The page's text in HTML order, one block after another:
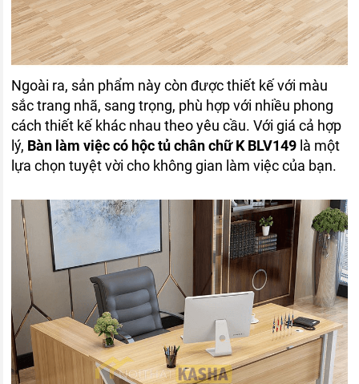
Ngoài ra, sản phẩm này còn được thiết kế với màu
sắc trang nhã, sang trọng, phù hợp với nhiều phong
cách thiết kế khác nhau theo yêu cầu. Với giá cả hợp
lý, Bàn làm việc có hộc tủ chân chữ K BLV149 là một
lựa chọn tuyệt vời cho không gian làm việc của bạn.